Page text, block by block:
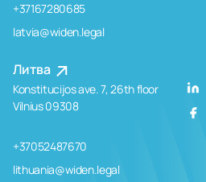
+37167280685
latvia@widen.legal
Литва
Konstitucijos ave. 7, 26th floor
Vilnius 09308
+37052487670
lithuania@widen.legal